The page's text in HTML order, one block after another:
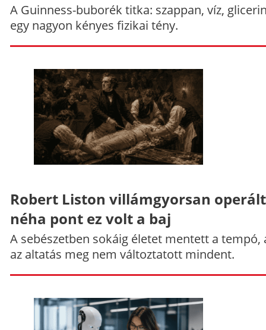
A Guinness-buborék titka: szappan, víz,
egy nagyon kényes fizikai tény.
Robert Liston villámgyorsan
néha pont ez volt a baj
A sebészetben sokáig életet mentett a tempó,
az altatás meg nem változtatott mindent.